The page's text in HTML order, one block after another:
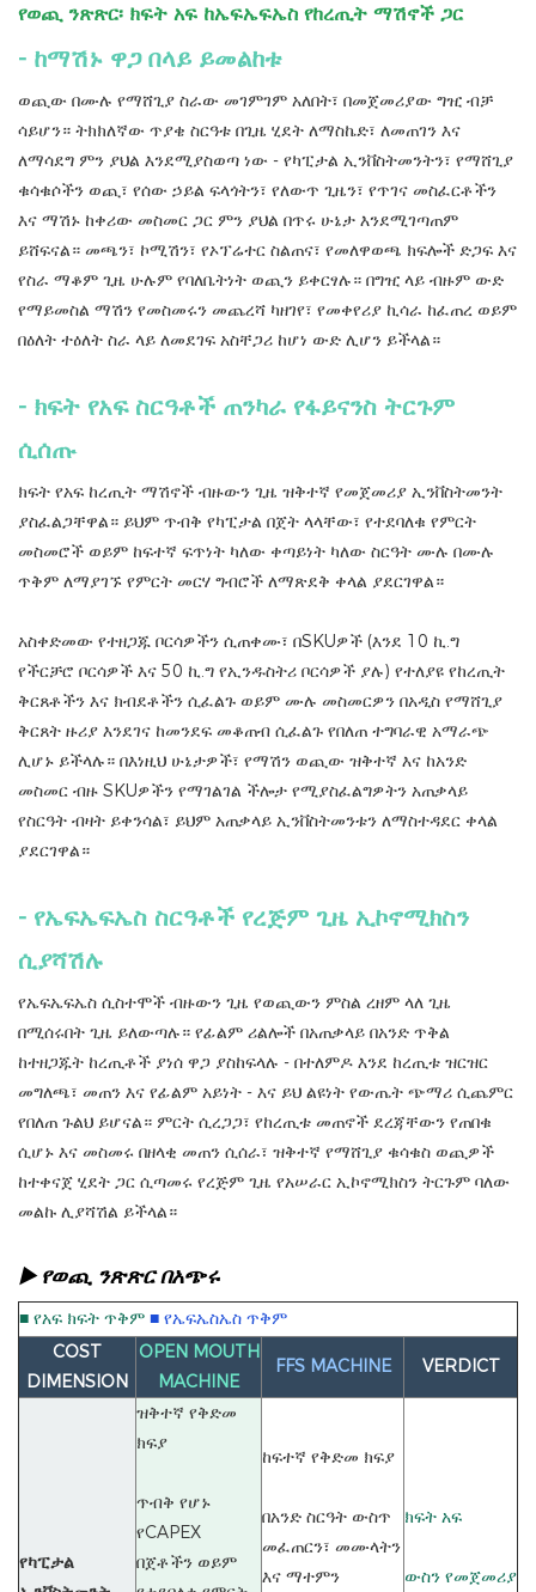
የወጪ ንጽጽር፡ ክፍት አፍ ከኤፍኤፍኤስ የከረጢት ማሽኖች ጋር
- ከማሽኑ ዋጋ በላይ ይመልከቱ
ወጪው በሙሉ የማሸጊያ ስራው መገምገም አለበት፣ በመጀመሪያው ግዢ ብቻ
ሳይሆን። ትክክለኛው ጥያቄ ስርዓቱ በጊዜ ሂደት ለማስኬድ፣ ለመጠገን እና
ለማሳደግ ምን ያህል እንደሚያስወጣ ነው - የካፒታል ኢንቨስትመንትን፣ የማሸጊያ
ቁሳቁሶችን ወጪ፣ የሰው ኃይል ፍላጎትን፣ የለውጥ ጊዜን፣ የጥገና መስፈርቶችን
እና ማሽኑ ከቀሪው መስመር ጋር ምን ያህል በጥሩ ሁኔታ እንደሚገጣጠም
ይሸፍናል። መጫን፣ ኮሚሽን፣ የኦፕሬተር ስልጠና፣ የመለዋወጫ ክፍሎች ድጋፍ እና
የስራ ማቆም ጊዜ ሁሉም የባለቤትነት ወጪን ይቀርፃሉ። በግዢ ላይ ብዙም ውድ
የማይመስል ማሽን የመስመሩን መጨረሻ ካዘገየ፣ የመቀየሪያ ኪሳራ ከፈጠረ ወይም
በዕለት ተዕለት ስራ ላይ ለመደገፍ አስቸጋሪ ከሆነ ውድ ሊሆን ይችላል።
- ክፍት የአፍ ስርዓቶች ጠንካራ የፋይናንስ ትርጉም
ሲሰጡ
ክፍት የአፍ ከረጢት ማሽኖች ብዙውን ጊዜ ዝቅተኛ የመጀመሪያ ኢንቨስትመንት
ያስፈልጋቸዋል። ይህም ጥብቅ የካፒታል በጀት ላላቸው፣ የተደባለቁ የምርት
መስመሮች ወይም ከፍተኛ ፍጥነት ካለው ቀጣይነት ካለው ስርዓት ሙሉ በሙሉ
ጥቅም ለማያገኙ የምርት መርሃ ግብሮች ለማጽደቅ ቀላል ያደርገዋል።
አስቀድመው የተዘጋጁ ቦርሳዎችን ሲጠቀሙ፣ በSKUዎች (እንደ 10 ኪ.ግ
የችርቻሮ ቦርሳዎች እና 50 ኪ.ግ የኢንዱስትሪ ቦርሳዎች ያሉ) የተለያዩ የከረጢት
ቅርጸቶችን እና ክብደቶችን ሲፈልጉ ወይም ሙሉ መስመርዎን በአዲስ የማሸጊያ
ቅርጸት ዙሪያ እንደገና ከመንደፍ መቆጠብ ሲፈልጉ የበለጠ ተግባራዊ አማራጭ
ሊሆኑ ይችላሉ። በእነዚህ ሁኔታዎች፣ የማሽን ወጪው ዝቅተኛ እና ከአንድ
መስመር ብዙ SKUዎችን የማገልገል ችሎታ የሚያስፈልግዎትን አጠቃላይ
የስርዓት ብዛት ይቀንሳል፣ ይህም አጠቃላይ ኢንቨስትመንቱን ለማስተዳደር ቀላል
ያደርገዋል።
- የኤፍኤፍኤስ ስርዓቶች የረጅም ጊዜ ኢኮኖሚክስን
ሲያሻሽሉ
የኤፍኤፍኤስ ሲስተሞች ብዙውን ጊዜ የወጪውን ምስል ረዘም ላለ ጊዜ
በሚሰሩበት ጊዜ ይለውጣሉ። የፊልም ሪልሎች በአጠቃላይ በአንድ ጥቅል
ከተዘጋጁት ከረጢቶች ያነሰ ዋጋ ያስከፍላሉ - በተለምዶ እንደ ከረጢቱ ዝርዝር
መግለጫ፣ መጠን እና የፊልም አይነት - እና ይህ ልዩነት የውጤት ጭማሪ ሲጨምር
የበለጠ ጉልህ ይሆናል። ምርት ሲረጋጋ፣ የከረጢቱ መጠኖች ደረጃቸውን የጠበቁ
ሲሆኑ እና መስመሩ በዘላቂ መጠን ሲሰራ፣ ዝቅተኛ የማሸጊያ ቁሳቁስ ወጪዎች
ከተቀናጀ ሂደት ጋር ሲጣመሩ የረጅም ጊዜ የአሠራር ኢኮኖሚክስን ትርጉም ባለው
መልኩ ሊያሻሽል ይችላል።
▶ የወጪ ንጽጽር በአጭሩ
■ የአፍ ክፍት ጥቅም ■ የኤፍኤስኤስ ጥቅም
COST
DIMENSION
OPEN MOUTH
MACHINE
FFS MACHINE VERDICT
የካፒታል
ዝቅተኛ የቅድመ
ክፍያ
ጥብቅ የሆኑ
የCAPEX
በጀቶችን ወይም
ከፍተኛ የቅድመ ክፍያ
በአንድ ስርዓት ውስጥ
መፈጠርን፣ መሙላትን
እና ማተምን
ክፍት አፍ
ውስን የመጀመሪያ